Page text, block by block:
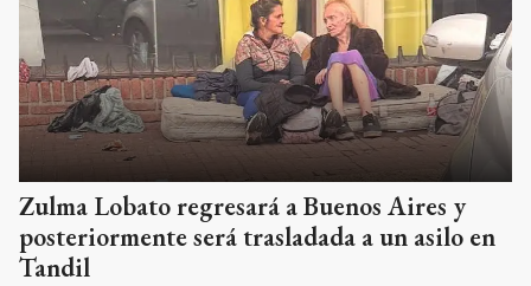
Zulma Lobato regresará a Buenos Aires y
posteriormente será trasladada a un asilo en
Tandil